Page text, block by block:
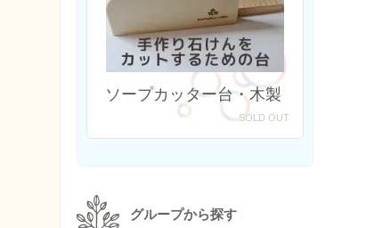
ソープカッター台・木製
SOLD OUT
グループから探す